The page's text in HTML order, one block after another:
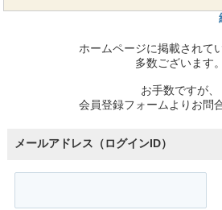
ホームページに掲載されて
多数ございます。
お手数ですが、
会員登録フォームよりお問
メールアドレス（ログインID）